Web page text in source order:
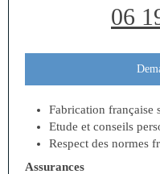
06
Fabrication française
Etude et conseils
Respect des normes
Assurances